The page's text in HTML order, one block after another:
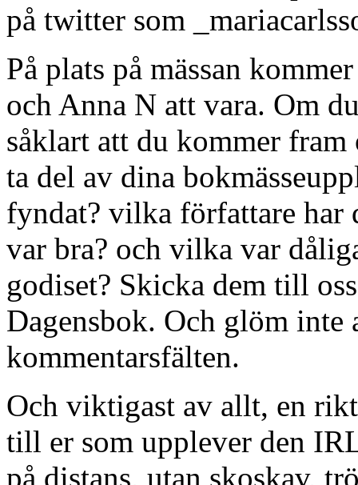
på twitter som
På plats på mässan
och Anna N att vara. Om
såklart att du kommer
ta del av dina
fyndat? vilka författare har
var bra? och vilka var
godiset? Skicka dem till
Dagensbok. Och glöm
kommentarsfälten.
Och viktigast av allt, en
till er som upplever den
på distans, utan skoskav,